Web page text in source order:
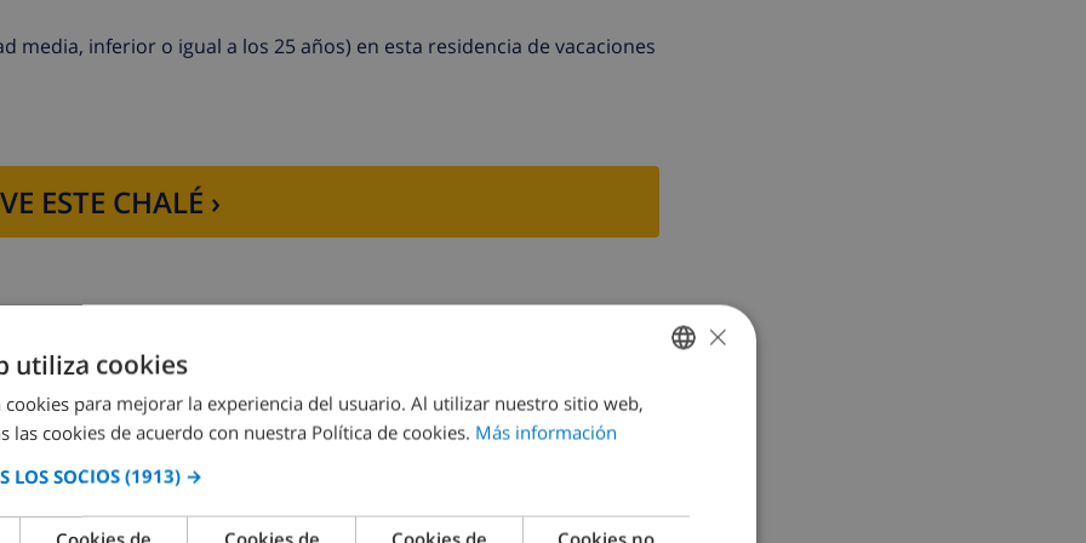
cuna, trona, estancia de mascota, late check in después de
media, inferior o igual a los 25 años) en esta residencia de vacaciones
ESTE CHALÉ ›
Dormitorio 2:1x Individual , 1x Litera SPANISH
DUTCH
SPANISH
×
utiliza cookies
cookies para mejorar la experiencia del usuario. Al utilizar nuestro sitio web,
las cookies de acuerdo con nuestra Política de cookies. Más información
LOS SOCIOS (1913) →